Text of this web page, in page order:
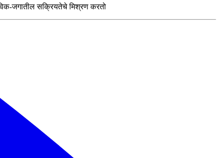
जगातील सक्रियतेचे मिश्रण करतो